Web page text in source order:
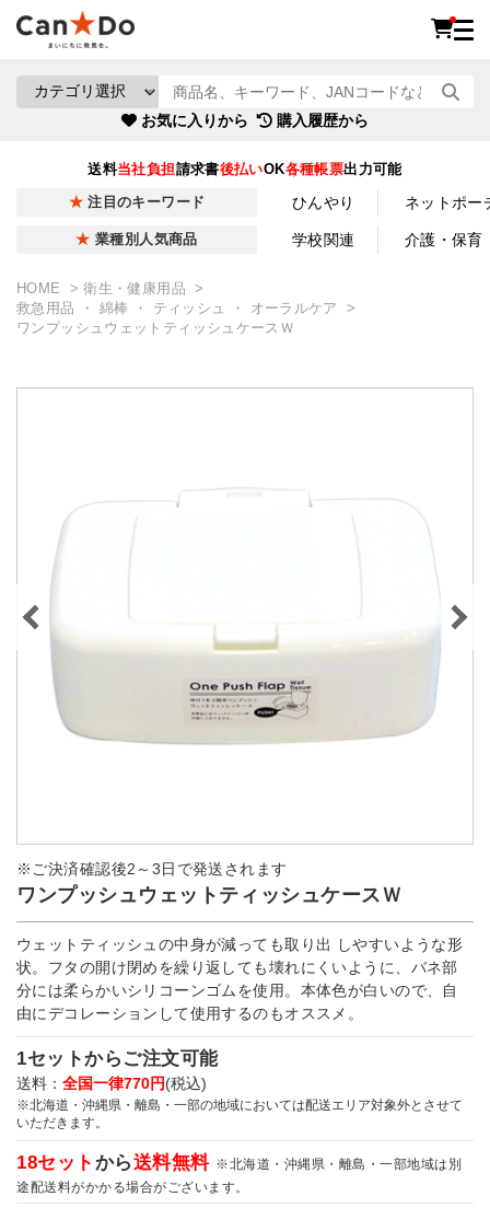
お気に入りから 購入履歴から
送料当社負担請求書後払いOK各種帳票出力可能
注目のキーワード ひんやり ネットポー
業種別人気商品 学校関連 介護・保育
HOME
衛生・健康用品
救急用品 ・ 綿棒 ・ ティッシュ ・ オーラルケア
ワンプッシュウェットティッシュケースＷ
※ご決済確認後2～3日で発送されます
ワンプッシュウェットティッシュケースＷ
ウェットティッシュの中身が減っても取り出 しやすいような形
状。フタの開け閉めを繰り返しても壊れにくいように、バネ部
分には柔らかいシリコーンゴムを使用。本体色が白いので、自
由にデコレーションして使用するのもオススメ。
1セットからご注文可能
送料： 全国一律770円(税込)
※北海道・沖縄県・離島・一部の地域においては配送エリア対象外とさせて
いただきます。
18セット から送料無料 ※北海道・沖縄県・離島・一部地域は別
途配送料がかかる場合がございます。